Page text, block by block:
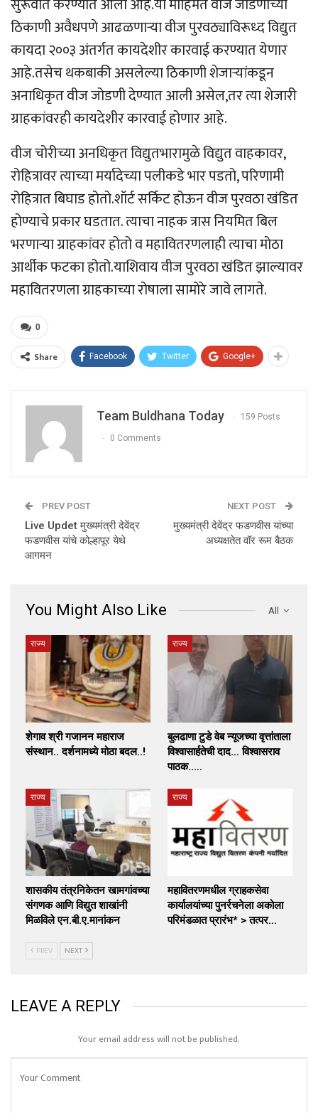
सुरूवात करण्यात आली आहे.या मोहिमेत वीज जोडणीच्या
ठिकाणी अवैधपणे आढळणाऱ्या वीज पुरवठ्याविरूध्द विद्युत
कायदा २००३ अंतर्गत कायदेशीर कारवाई करण्यात येणार
आहे.तसेच थकबाकी असलेल्या ठिकाणी शेजाऱ्यांकडून
अनाधिकृत वीज जोडणी देण्यात आली असेल,तर त्या शेजारी
ग्राहकांवरही कायदेशीर कारवाई होणार आहे.
वीज चोरीच्या अनधिकृत विद्युतभारामुळे विद्युत वाहकावर,
रोहित्रावर त्याच्या मर्यादेच्या पलीकडे भार पडतो, परिणामी
रोहित्रात बिघाड होतो.शॉर्ट सर्किट होऊन वीज पुरवठा खंडित
होण्याचे प्रकार घडतात. त्याचा नाहक त्रास नियमित बिल
भरणाऱ्या ग्राहकांवर होतो व महावितरणलाही त्याचा मोठा
आर्थीक फटका होतो.याशिवाय वीज पुरवठा खंडित झाल्यावर
महावितरणला ग्राहकाच्या रोषाला सामोरे जावे लागते.
0
Share Facebook Twitter Google+
Team Buldhana Today 159 Posts
0 Comments
PREV POST
Live Updet मुख्यमंत्री देवेंद्र
फडणवीस यांचे कोल्हापूर येथे
आगमन
NEXT POST
मुख्यमंत्री देवेंद्र फडणवीस यांच्या
अध्यक्षतेत वॉर रूम बैठक
All
You Might Also Like
राज्य
शेगाव श्री गजानन महाराज
संस्थान.. दर्शनामध्ये मोठा बदल..!
राज्य
बुलढाणा टुडे वेब न्यूजच्या वृत्तांताला
विश्वासार्हतेची दाद… विश्वासराव
पाठक..…
राज्य
शासकीय तंत्रनिकेतन खामगांवच्या
संगणक आणि विद्युत शाखांनी
मिळविले एन.बी.ए.मानांकन
राज्य
महावितरणमधील ग्राहकसेवा
कार्यालयांच्या पुनर्रचनेला अकोला
परिमंडळात प्रारंभ* > तत्पर…
PREV NEXT
LEAVE A REPLY
Your email address will not be published.